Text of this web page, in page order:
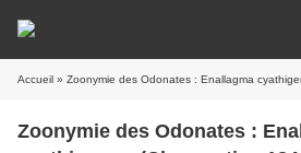
Accueil » Zoonymie des Odonates : Enallagma
Zoonymie des Odonates :